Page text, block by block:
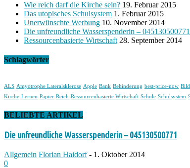
Wie reich darf die Kirche sein? 19. Februar 2015
Das utopisches Schulsystem 1. Februar 2015
Unerwünschte Werbung 10. November 2014
Die unfreundliche Wasserspenderin – 045130500771
Ressourcenbasierte Wirtschaft 28. September 2014
Schlagwörter
ALS Amyotrophe Lateralsklerose Apple Bank Behinderung best-price-now
Kirche Lernen Papier Reich Ressourcenbasierte Wirtschaft Schule Schulsystem
BELIEBTE ARTIKEL
Die unfreundliche Wasserspenderin – 045130500771
Allgemein Florian Haidorf - 1. Oktober 2014
0